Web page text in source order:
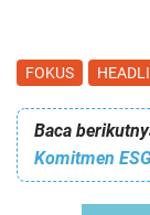
FOKUS
Baca